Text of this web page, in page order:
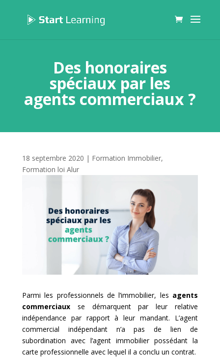
Des honoraires
spéciaux par les
agents commerciaux ?
18 septembre 2020 | Formation Immobilier,
Formation loi Alur
Parmi les professionnels de l’immobilier, les agents
commerciauxse démarquent par leur relative
indépendance par rapport à leur mandant. L’agent
commercial indépendant n’a pas de lien de
subordination avec l’agent immobilier possédant la
carte professionnelle avec lequel il a conclu un contrat.